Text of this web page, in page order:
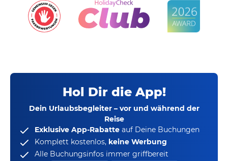
Hol Dir die App!
Dein Urlaubsbegleiter – vor und während der
Reise
Exklusive App-Rabatte auf Deine Buchungen
Komplett kostenlos, keine Werbung
Alle Buchungsinfos immer griffbereit